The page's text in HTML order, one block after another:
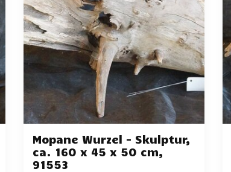
Mopane Wurzel - Skulptur,
ca. 160 x 45 x 50 cm,
91553